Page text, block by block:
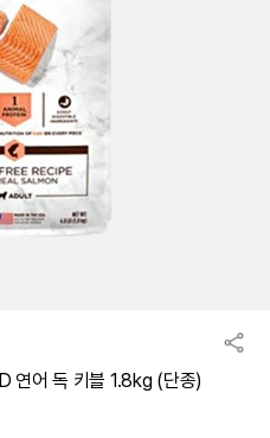
연어 독 키블 1.8kg (단종)